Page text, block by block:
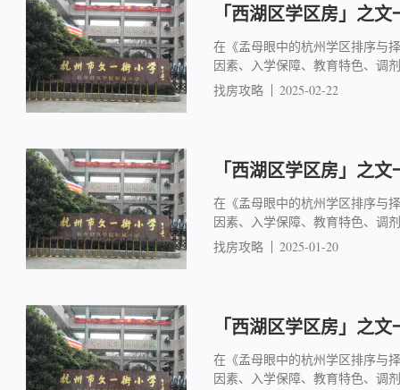
「西湖区学区房」之
在《孟母眼中的杭州学区排序与
因素、入学保障、教育特色、调
找房攻略
2025-02-22
「西湖区学区房」之
在《孟母眼中的杭州学区排序与
因素、入学保障、教育特色、调
找房攻略
2025-01-20
「西湖区学区房」之
在《孟母眼中的杭州学区排序与
因素、入学保障、教育特色、调